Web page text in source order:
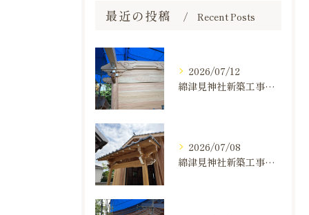
最近の投稿 Recent Posts
2026/07/12
綿津見神社新築工事の建て方状況のお知らせ
2026/07/08
綿津見神社新築工事の建て方状況のお知らせ